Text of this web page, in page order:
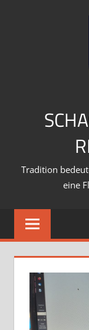
Tradition
eine